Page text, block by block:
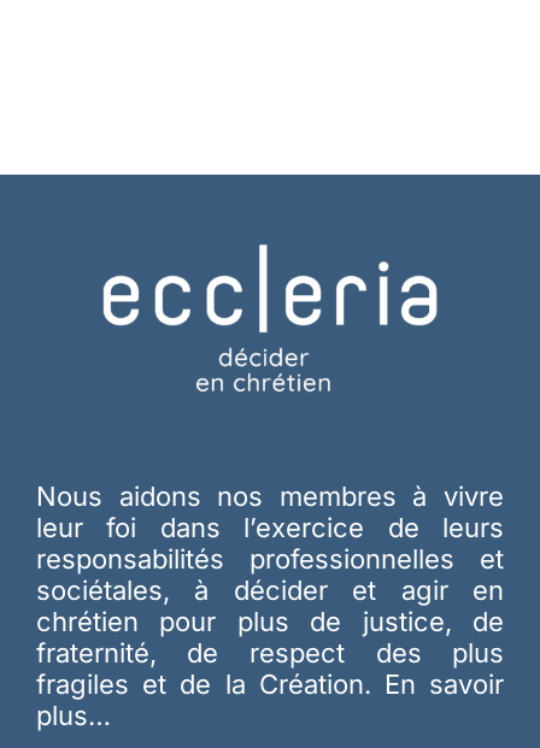
Nous aidons nos membres à vivre
leur foi dans l’exercice de leurs
responsabilités professionnelles et
sociétales, à décider et agir en
chrétien pour plus de justice, de
fraternité, de respect des plus
fragiles et de la Création. En savoir
plus…